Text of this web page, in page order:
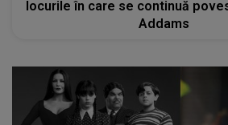
locurile în care se continuă
Addams